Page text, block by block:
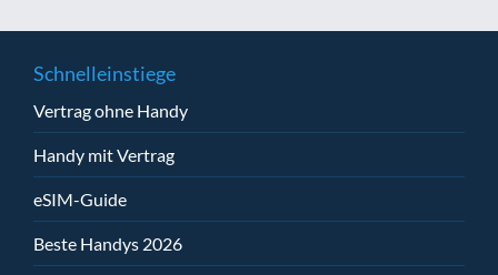
Schnelleinstiege
Vertrag ohne Handy
Handy mit Vertrag
eSIM-Guide
Beste Handys 2026